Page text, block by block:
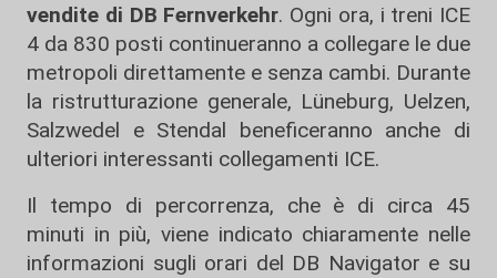
vendite di DB Fernverkehr. Ogni ora, i treni ICE
4 da 830 posti continueranno a collegare le due
metropoli direttamente e senza cambi. Durante
la ristrutturazione generale, Lüneburg, Uelzen,
Salzwedel e Stendal beneficeranno anche di
ulteriori interessanti collegamenti ICE.
Il tempo di percorrenza, che è di circa 45
minuti in più, viene indicato chiaramente nelle
informazioni sugli orari del DB Navigator e su